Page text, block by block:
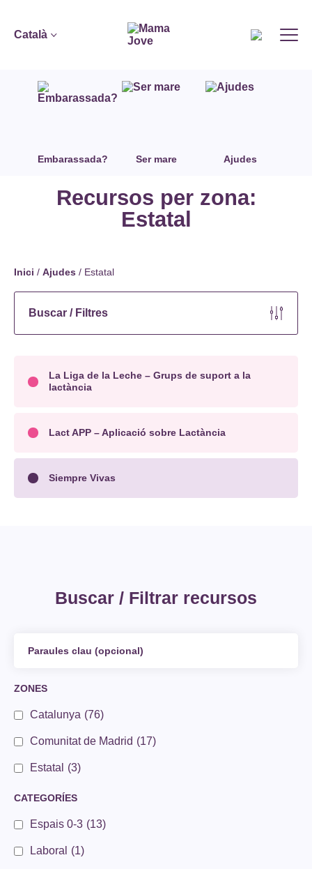
Català
Embarassada? Ser mare Ajudes
Recursos per zona:
Estatal
Inici / Ajudes / Estatal
Buscar / Filtres
La Liga de la Leche – Grups de suport a la
lactància
Lact APP – Aplicació sobre Lactància
Siempre Vivas
Buscar / Filtrar recursos
ZONES
Catalunya (76)
Comunitat de Madrid (17)
Estatal (3)
CATEGORÍES
Espais 0-3 (13)
Laboral (1)